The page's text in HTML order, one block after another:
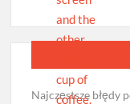
Najczęstsze błędy